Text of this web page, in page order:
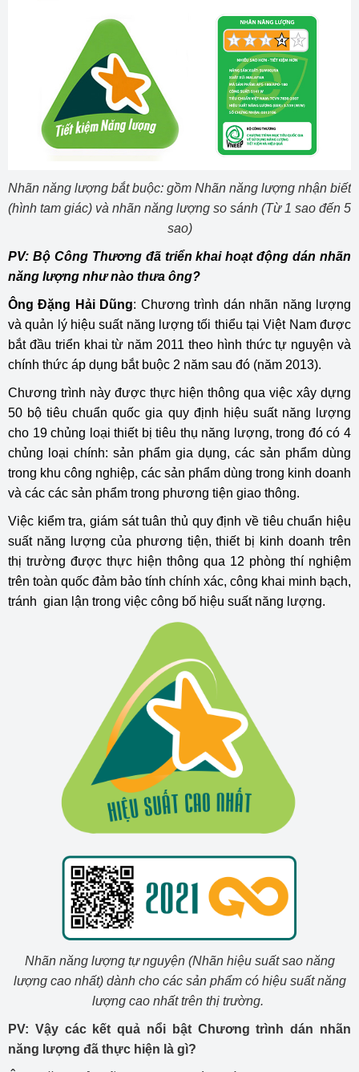
Nhãn năng lượng bắt buộc: gồm Nhãn năng lượng nhận biết
(hình tam giác) và nhãn năng lượng so sánh (Từ 1 sao đến 5
sao)
PV: Bộ Công Thương đã triển khai hoạt động dán nhãn
năng lượng như nào thưa ông?
Ông Đặng Hải Dũng: Chương trình dán nhãn năng lượng
và quản lý hiệu suất năng lượng tối thiểu tại Việt Nam được
bắt đầu triển khai từ năm 2011 theo hình thức tự nguyện và
chính thức áp dụng bắt buộc 2 năm sau đó (năm 2013).
Chương trình này được thực hiện thông qua việc xây dựng
50 bộ tiêu chuẩn quốc gia quy định hiệu suất năng lượng
cho 19 chủng loại thiết bị tiêu thụ năng lượng, trong đó có 4
chủng loại chính: sản phẩm gia dụng, các sản phẩm dùng
trong khu công nghiệp, các sản phẩm dùng trong kinh doanh
và các các sản phẩm trong phương tiện giao thông.
Việc kiểm tra, giám sát tuân thủ quy định về tiêu chuẩn hiệu
suất năng lượng của phương tiện, thiết bị kinh doanh trên
thị trường được thực hiện thông qua 12 phòng thí nghiệm
trên toàn quốc đảm bảo tính chính xác, công khai minh bạch,
tránh gian lận trong việc công bố hiệu suất năng lượng.
Nhãn năng lượng tự nguyện (Nhãn hiệu suất sao năng
lượng cao nhất) dành cho các sản phẩm có hiệu suất năng
lượng cao nhất trên thị trường.
PV: Vậy các kết quả nổi bật Chương trình dán nhãn
năng lượng đã thực hiện là gì?